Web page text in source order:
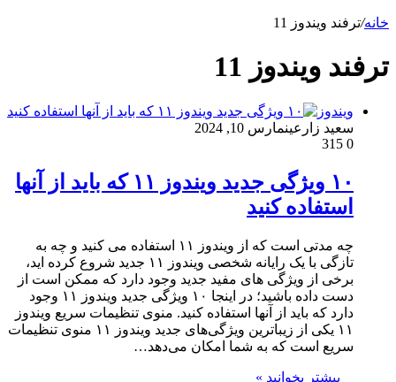
خانه/ترفند ویندوز 11
ترفند ویندوز 11
ویندوز
سعید زارعینمارس 10, 2024
0
۱۰ ویژگی جدید ویندوز ۱۱ که باید از آنها
استفاده کنید
چه مدتی است که از ویندوز ۱۱ استفاده می کنید و چه به
تازگی با یک رایانه شخصی ویندوز ۱۱ جدید شروع کرده اید،
برخی از ویژگی های مفید جدید وجود دارد که ممکن است از
دست داده باشید؛ در اینجا ۱۰ ویژگی جدید ویندوز ۱۱ وجود
دارد که باید از آنها استفاده کنید. منوی تنظیمات سریع ویندوز
۱۱ یکی از زیباترین ویژگی‌های جدید ویندوز ۱۱ منوی تنظیمات
سریع است که به شما امکان می‌دهد…
بیشتر بخوانید »